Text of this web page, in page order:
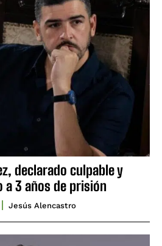
declarado culpable y
a 3 años de prisión
Jesús Alencastro